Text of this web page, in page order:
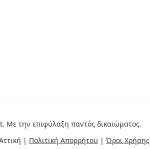
Με την επιφύλαξη παντός δικαιώματος.
| Πολιτική Απορρήτου | Όροι Χρήσης